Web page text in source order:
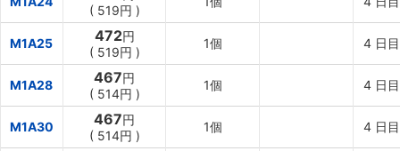
( 519円 )
M1A25 472円
( 519円 )
1個 4日目
M1A28 467円
( 514円 )
1個 4日目
M1A30 467円
( 514円 )
1個 4日目